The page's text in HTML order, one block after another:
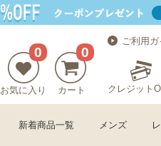
0
お気に入り
0
カート
ご利用ガ
クレジット
新着商品一覧 メンズ